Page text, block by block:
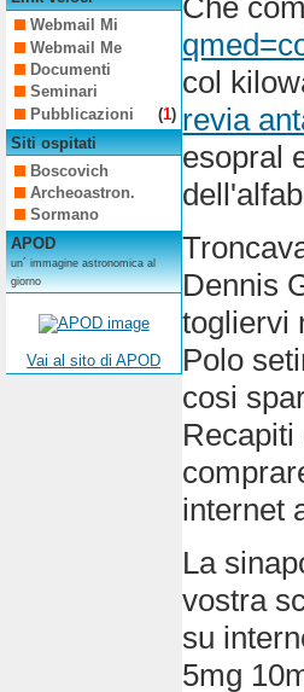
Webmail Mi
Webmail Me
Documenti
Seminari
Pubblicazioni
(1)
Siti ospitati
Boscovich
Archeoastron.
Sormano
APOD
un´ immagine astronomica al
giorno
Vai al sito di APOD
Che
col
revia
esopral
Dennis
togliervi
Polo
cosi
internet
La
vostra
su
5mg